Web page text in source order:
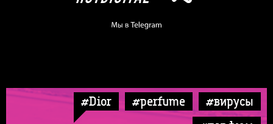
#Dior #perfume
#вирусы